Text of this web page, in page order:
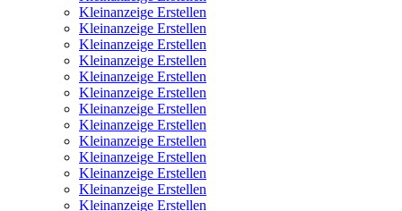
Kleinanzeige Erstellen
Kleinanzeige Erstellen
Kleinanzeige Erstellen
Kleinanzeige Erstellen
Kleinanzeige Erstellen
Kleinanzeige Erstellen
Kleinanzeige Erstellen
Kleinanzeige Erstellen
Kleinanzeige Erstellen
Kleinanzeige Erstellen
Kleinanzeige Erstellen
Kleinanzeige Erstellen
Kleinanzeige Erstellen